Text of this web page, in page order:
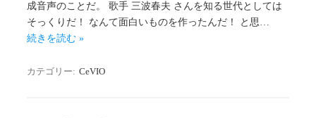
成音声のことだ。 歌手 三波春夫 さんを知る世代としては
そっくりだ！ なんて面白いものを作ったんだ！ と思…
続きを読む »
カテゴリー: CeVIO